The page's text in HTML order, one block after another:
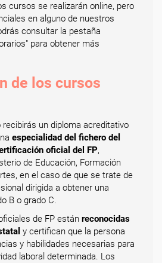
cursos se realizarán online, pero
en alguno de nuestros
consultar la pestaña
para obtener más
de los cursos
un diploma acreditativo
especialidad del fichero del
oficial del FP,
de Educación, Formación
en el caso de que se trate de
dirigida a obtener una
B o grado C.
de FP están reconocidas
y certifican que la persona
y habilidades necesarias para
laboral determinada. Los